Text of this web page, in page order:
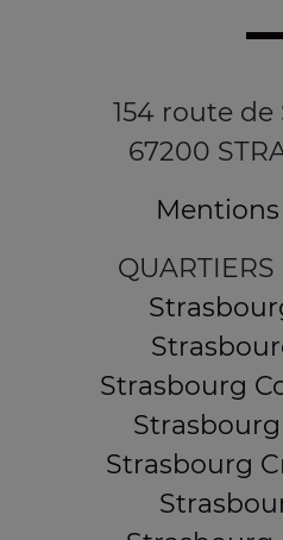
154 route
67200
Strasbourg
Strasbourg